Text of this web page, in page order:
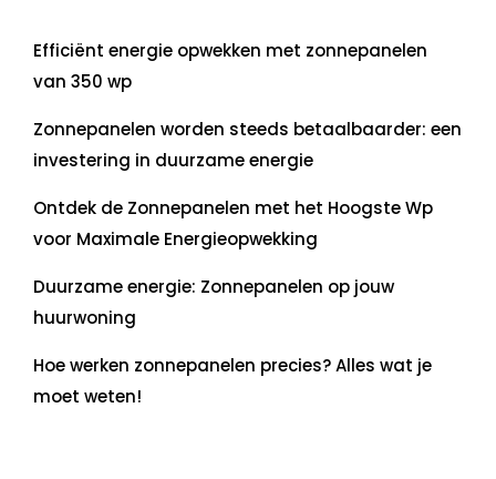
Efficiënt energie opwekken met zonnepanelen
van 350 wp
Zonnepanelen worden steeds betaalbaarder: een
investering in duurzame energie
Ontdek de Zonnepanelen met het Hoogste Wp
voor Maximale Energieopwekking
Duurzame energie: Zonnepanelen op jouw
huurwoning
Hoe werken zonnepanelen precies? Alles wat je
moet weten!